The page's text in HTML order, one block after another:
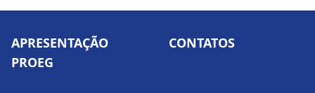
APRESENTAÇÃO
PROEG
CONTATOS